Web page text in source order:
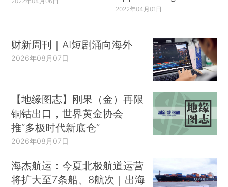
2022年04月01日
财新周刊｜AI短剧涌向海外
2026年08月07日
【地缘图志】刚果（金）再限
铜钴出口，世界黄金协会
推“多极时代新底仓”
2026年08月07日
海杰航运：今夏北极航道运营
将扩大至7条船、8航次｜出海